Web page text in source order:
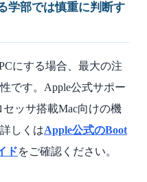
学部では慎重に判断す
にする場合、最大の注
です。Apple公式サポー
セッサ搭載Mac向けの機
しくはApple公式のBoot
ドをご確認ください。